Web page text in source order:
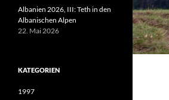
Albanien 2026, III: Teth in den
Albanischen Alpen
22. Mai 2026
KATEGORIEN
1997